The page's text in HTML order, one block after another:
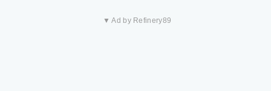
▼ Ad by Refinery89